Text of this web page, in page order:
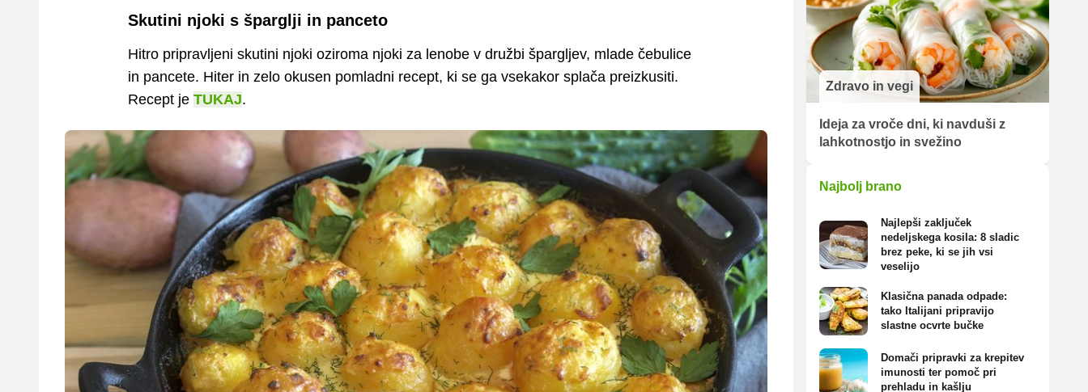
Skutini njoki s šparglji in panceto
Hitro pripravljeni skutini njoki oziroma njoki za lenobe v družbi špargljev, mlade čebulice
in pancete. Hiter in zelo okusen pomladni recept, ki se ga vsekakor splača preizkusiti.
Recept je TUKAJ.
Zdravo in vegi
Ideja za vroče dni, ki navduši z
lahkotnostjo in svežino
Najbolj brano
Najlepši zaključek
nedeljskega kosila: 8 sladic
brez peke, ki se jih vsi
veselijo
Klasična panada odpade:
tako Italijani pripravijo
slastne ocvrte bučke
Domači pripravki za krepitev
imunosti ter pomoč pri
prehladu in kašlju